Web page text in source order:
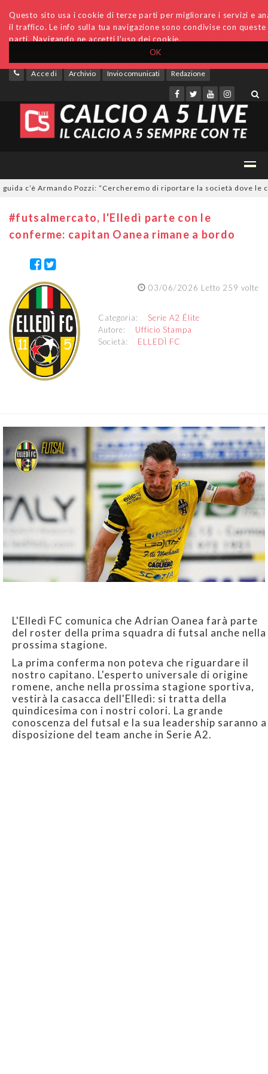
OK
Questo sito usa i cookie di terze parti per migliorare i servizi e
il traffico. Le info sulla tua navigazione sono condivise con
parti. Navigando ne accetti l'uso dei cookie.
Accedi Archivio Invio comunicati Redazione
c’è Armando Pozzi: “Cercheremo di riportare la società dove le
#futsalmercato, l'Elledì parte con le
conferme: capitan Oanea rimane a bordo
03/06/2026 Letto 259 volte
Categoria: Serie A2 Élite
Autore: Ufficio Stampa
Società: ELLEDÌ FC
L'Elledì FC comunica che Adrian Oanea farà parte
del roster della prima squadra di futsal anche nella
prossima stagione.
La prima conferma non poteva che riguardare il
nostro capitano. L'esperto universale di origine
romene, anche nella prossima stagione sportiva,
vestirà la casacca dell'Elledì: si tratta della
quindicesima con i nostri colori. La grande
conoscenza del futsal e la sua leadership saranno a
disposizione del team anche in Serie A2.